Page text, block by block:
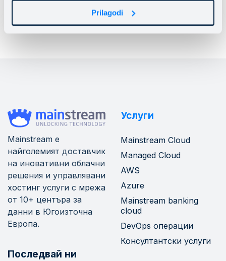
Prilagodi
Mainstream е
найголемият доставчик
на иновативни облачни
решения и управлявани
хостинг услуги с мрежа
от 10+ центъра за
данни в Югоизточна
Европа.
Последвай ни
Услуги
Mainstream Cloud
Managed Cloud
AWS
Azure
Mainstream banking
cloud
DevOps операции
Консултантски услуги